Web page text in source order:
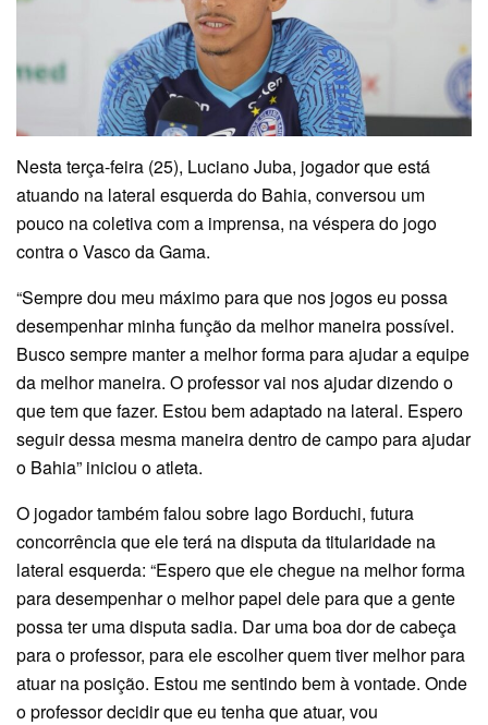
Nesta terça-feira (25), Luciano Juba, jogador que está
atuando na lateral esquerda do Bahia, conversou um
pouco na coletiva com a imprensa, na véspera do jogo
contra o Vasco da Gama.
“Sempre dou meu máximo para que nos jogos eu possa
desempenhar minha função da melhor maneira possível.
Busco sempre manter a melhor forma para ajudar a equipe
da melhor maneira. O professor vai nos ajudar dizendo o
que tem que fazer. Estou bem adaptado na lateral. Espero
seguir dessa mesma maneira dentro de campo para ajudar
o Bahia” iniciou o atleta.
O jogador também falou sobre Iago Borduchi, futura
concorrência que ele terá na disputa da titularidade na
lateral esquerda: “Espero que ele chegue na melhor forma
para desempenhar o melhor papel dele para que a gente
possa ter uma disputa sadia. Dar uma boa dor de cabeça
para o professor, para ele escolher quem tiver melhor para
atuar na posição. Estou me sentindo bem à vontade. Onde
o professor decidir que eu tenha que atuar, vou